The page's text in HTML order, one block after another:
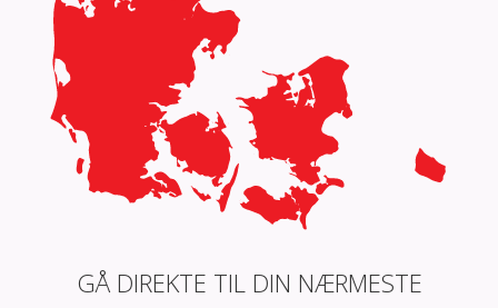
GÅ DIREKTE TIL DIN NÆRMESTE